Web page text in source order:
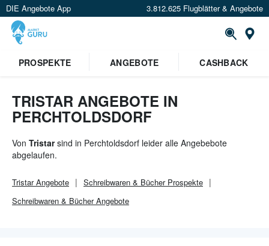
DIE Angebote App 3.812.625 Flugblätter & Angebote
Standort festlegen
PROSPEKTE ANGEBOTE CASHBACK
TRISTAR ANGEBOTE IN
PERCHTOLDSDORF
Von Tristarsind in Perchtoldsdorf leider alle Angebebote
abgelaufen.
TristarAngebote Schreibwaren & BücherProspekte
Schreibwaren & BücherAngebote